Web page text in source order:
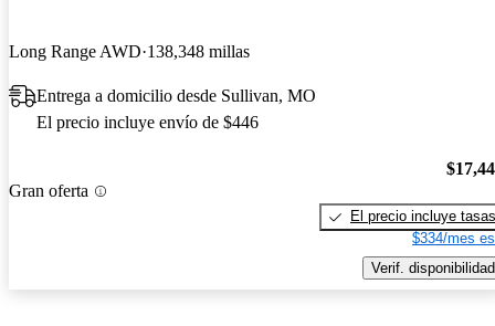
Long Range AWD 138,348 millas
Entrega a domicilio desde Sullivan, MO
El precio incluye envío de $446
Gran oferta
El precio incluye tasas
$334/mes
Verif. disponibilidad